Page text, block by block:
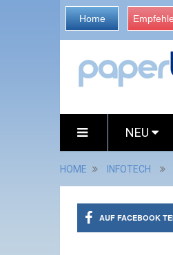
Home
NEU
HOME INFOTECH
AUF FACEBOOK